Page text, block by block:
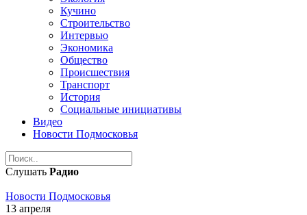
Кучино
Строительство
Интервью
Экономика
Общество
Происшествия
Транспорт
История
Социальные инициативы
Видео
Новости Подмосковья
Слушать Радио
Новости Подмосковья
13 апреля